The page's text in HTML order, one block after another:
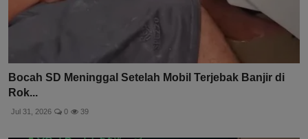
Bocah SD Meninggal Setelah Mobil Terjebak Banjir di
Rok...
Jul 31, 2026 0 39